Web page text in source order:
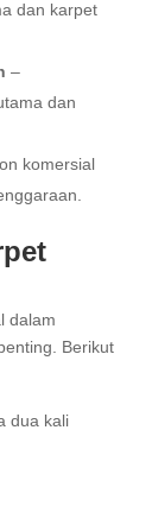
dan karpet
–
dan
komersial
dalam
Berikut
dua kali